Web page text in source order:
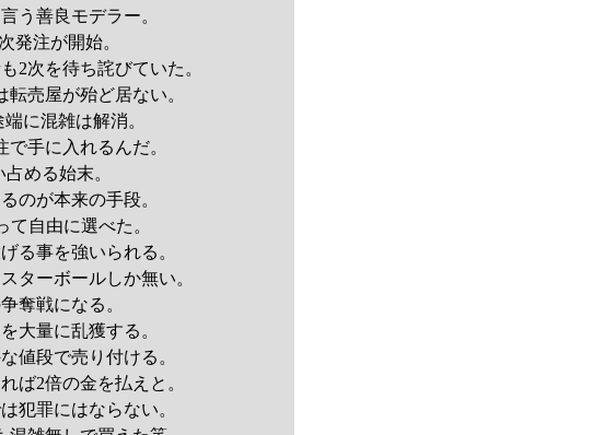
う善良モデラー。
発注が開始。
2次を待ち詫びていた。
売屋が殆ど居ない。
に混雑は解消。
手に入れるんだ。
める始末。
のが本来の手段。
自由に選べた。
る事を強いられる。
ターボールしか無い。
奪戦になる。
大量に乱獲する。
値段で売り付ける。
ば2倍の金を払えと。
犯罪にはならない。